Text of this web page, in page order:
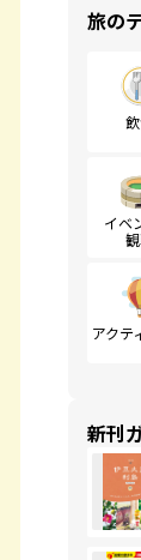
旅の
イベ
アクテ
新刊